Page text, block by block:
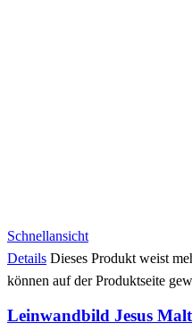
Schnellansicht
Details Dieses Produkt weist
können auf der Produktseite
Leinwandbild Jesus